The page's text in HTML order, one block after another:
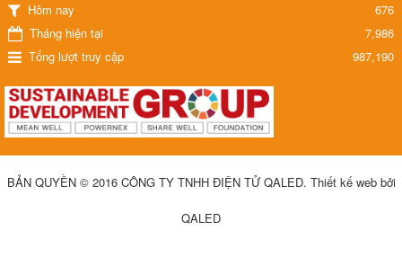
Hôm nay
676
Tháng hiện tại
7,986
Tổng lượt truy cập
987,190
BẢN QUYỀN © 2016 CÔNG TY TNHH ĐIỆN TỬ QALED. Thiết kế web bởi
QALED